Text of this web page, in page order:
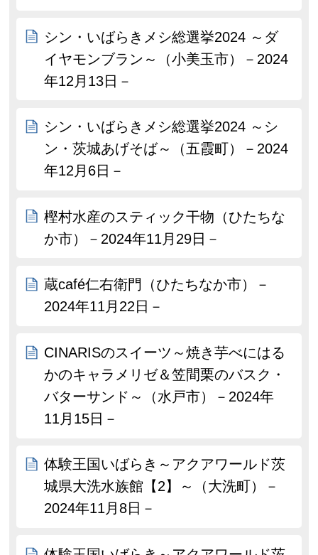
シン・いばらきメシ総選挙2024 ～ダ
イヤモンブラン～（小美玉市）－2024
年12月13日－
シン・いばらきメシ総選挙2024 ～シ
ン・茨城あげそば～（五霞町）－2024
年12月6日－
樫村水産のスティック干物（ひたちな
か市）－2024年11月29日－
蔵café仁右衛門（ひたちなか市）－
2024年11月22日－
CINARISのスイーツ～焼き芋べにはる
かのキャラメリゼ＆笠間栗のバスク・
バターサンド～（水戸市）－2024年
11月15日－
体験王国いばらき～アクアワールド茨
城県大洗水族館【2】～（大洗町）－
2024年11月8日－